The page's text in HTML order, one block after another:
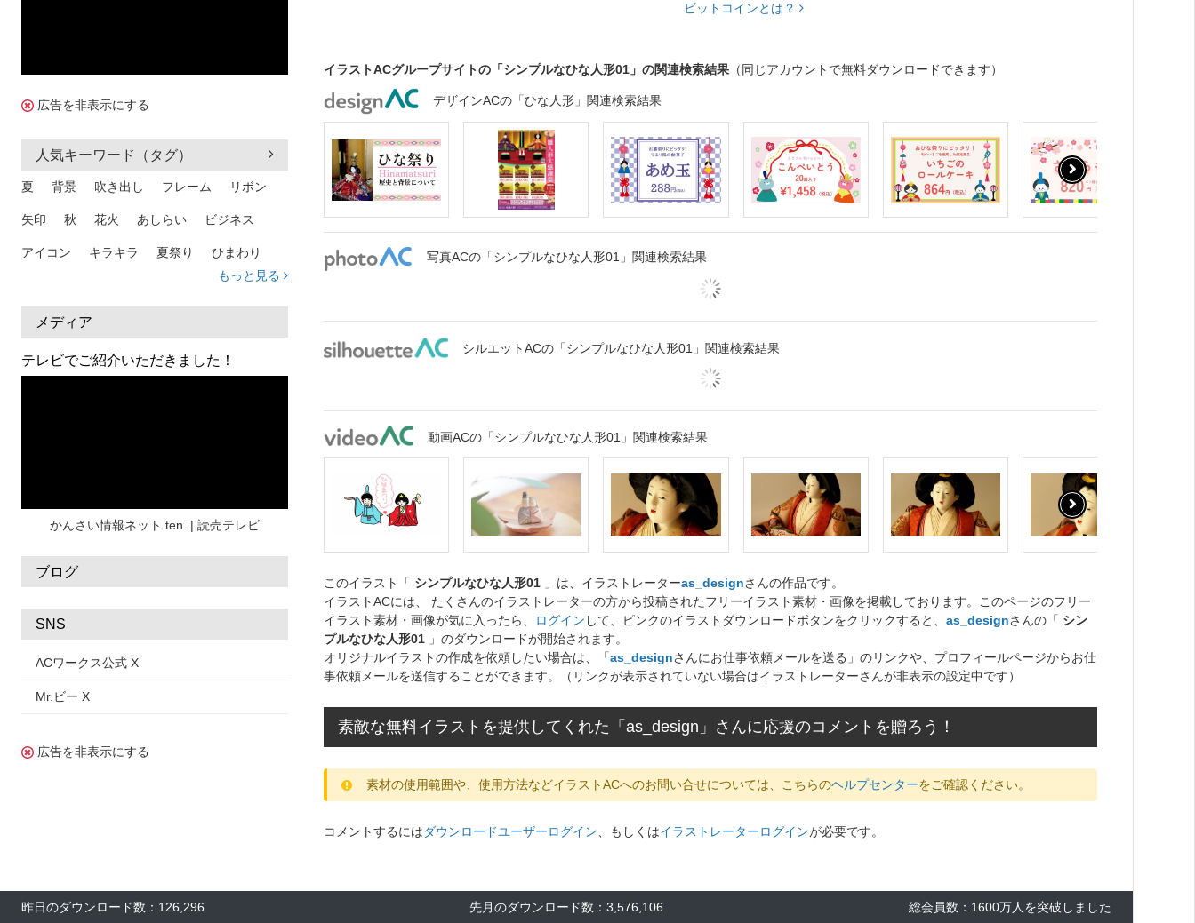
広告を非表示にする
人気キーワード（タグ）
夏 背景 吹き出し フレーム リボン
矢印 秋 花火 あしらい ビジネス
アイコン キラキラ 夏祭り ひまわり
熱中症
人物 暑中見舞い
日本地図 海
もっと見る
メディア
テレビでご紹介いただきました！
かんさい情報ネット ten. | 読売テレビ
ブログ
SNS
ACワークス公式 X
Mr.ビー X
広告を非表示にする
ビットコインとは？
イラストACグループサイトの「シンプルなひな人形01」の関連検索結果 （同じアカウントで無料ダウンロードできます）
デザインACの「ひな人形」関連検索結果
写真ACの「シンプルなひな人形01」関連検索結果
シルエットACの「シンプルなひな人形01」関連検索結果
動画ACの「シンプルなひな人形01」関連検索結果
このイラスト「 シンプルなひな人形01 」は、イラストレーターas_designさんの作品です。
イラストACには、 たくさんのイラストレーターの方から投稿されたフリーイラスト素材・画像を掲載しております。このページのフリー
イラスト素材・画像が気に入ったら、
ログイン して、ピンクのイラストダウンロードボタンをクリックすると、 as_designさんの「 シン
プルなひな人形01 」のダウンロードが開始されます。
オリジナルイラストの作成を依頼したい場合は、「as_designさんにお仕事依頼メールを送る」のリンクや、プロフィールページからお仕
事依頼メールを送信することができます。（リンクが表示されていない場合はイラストレーターさんが非表示の設定中です）
素敵な無料イラストを提供してくれた「as_design」さんに応援のコメントを贈ろう！
素材の使用範囲や、使用方法などイラストACへのお問い合せについては、こちらのヘルプセンターをご確認ください。
コメントするにはダウンロードユーザーログイン 、もしくはイラストレーターログインが必要です。
昨日のダウンロード数：126,296 先月のダウンロード数：3,576,106 総会員数：1600万人を突破しました